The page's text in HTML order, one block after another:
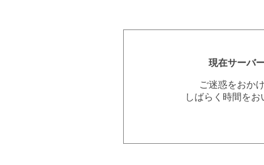
現在サーバ
ご迷惑をおか
しばらく時間を